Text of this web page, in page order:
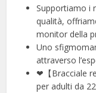
Supportiamo i
qualità,
monitor della
Uno
attraverso
❤【Bracciale
per adulti da